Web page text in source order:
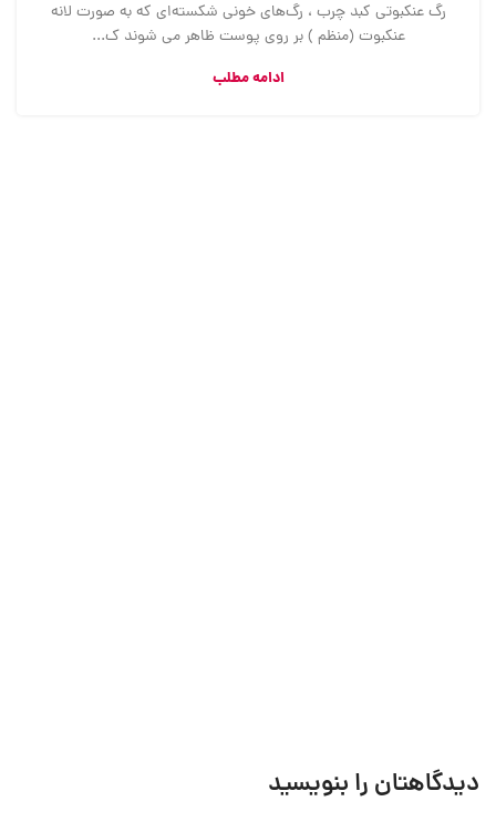
رگ‌ عنکبوتی کبد چرب ، رگ‌های خونی شکسته‌ای که به صورت لانه
عنکبوت (منظم ) بر روی پوست ظاهر می شوند ک...
ادامه مطلب
دیدگاهتان را بنویسید